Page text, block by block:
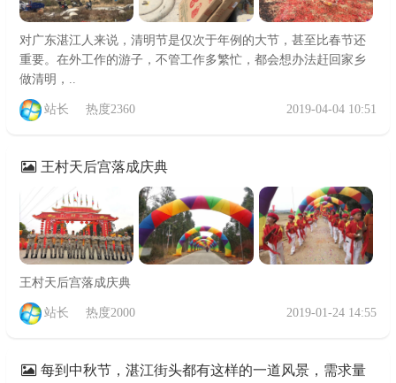
对广东湛江人来说，清明节是仅次于年例的大节，甚至比春节还
重要。在外工作的游子，不管工作多繁忙，都会想办法赶回家乡
做清明，..
站长 热度2360 2019-04-04 10:51
王村天后宫落成庆典
王村天后宫落成庆典
站长 热度2000 2019-01-24 14:55
每到中秋节，湛江街头都有这样的一道风景，需求量